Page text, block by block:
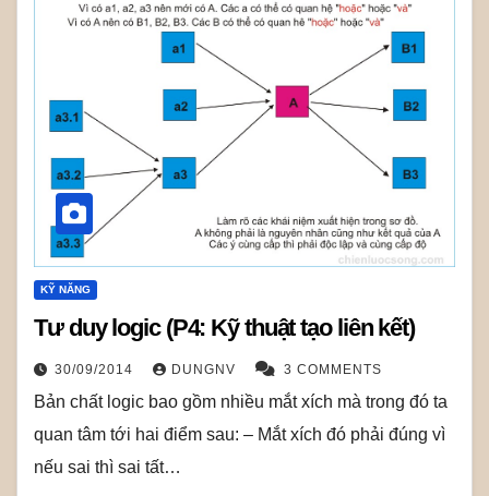
KỸ NĂNG
Tư duy logic (P4: Kỹ thuật tạo liên kết)
30/09/2014 DUNGNV 3 COMMENTS
Bản chất logic bao gồm nhiều mắt xích mà trong đó ta
quan tâm tới hai điểm sau: – Mắt xích đó phải đúng vì
nếu sai thì sai tất…